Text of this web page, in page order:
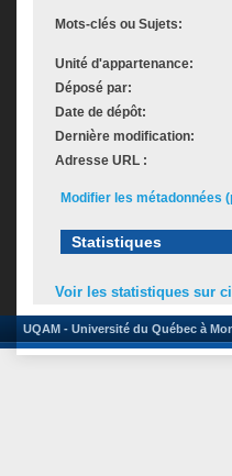
Mots-clés ou Sujets:
Unité d'appartenance:
Déposé par:
Date de dépôt:
Dernière modification:
Adresse URL :
Modifier les métadonnées
Statistiques
Voir les statistiques sur
UQAM - Université du Québec à